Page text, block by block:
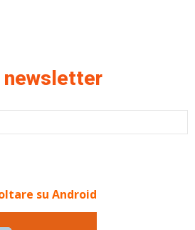
su Android